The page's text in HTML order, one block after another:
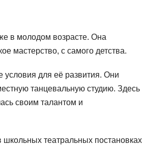
в молодом возрасте. Она
мастерство, с самого детства.
условия для её развития. Они
танцевальную студию. Здесь
своим талантом и
театральных постановках